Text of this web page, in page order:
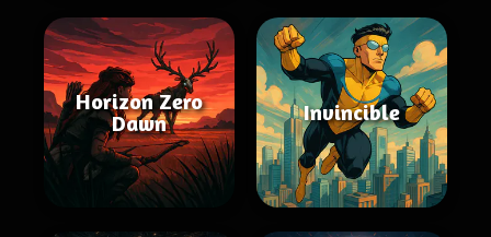
Horizon Zero
Dawn
Invincible